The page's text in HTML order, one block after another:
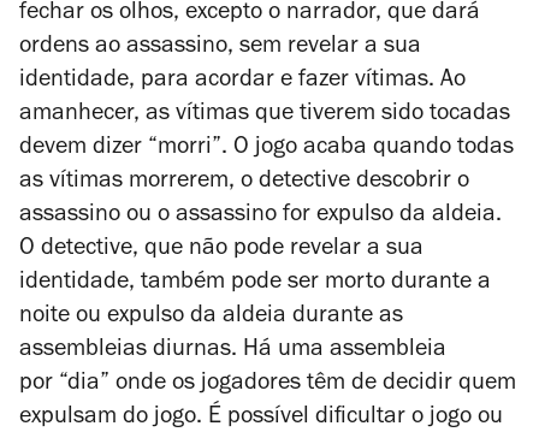
fechar os olhos, excepto o narrador, que dará
ordens ao assassino, sem revelar a sua
identidade, para acordar e fazer vítimas. Ao
amanhecer, as vítimas que tiverem sido tocadas
devem dizer “morri”. O jogo acaba quando todas
as vítimas morrerem, o detective descobrir o
assassino ou o assassino for expulso da aldeia.
O detective, que não pode revelar a sua
identidade, também pode ser morto durante a
noite ou expulso da aldeia durante as
assembleias diurnas. Há uma assembleia
por “dia” onde os jogadores têm de decidir quem
expulsam do jogo. É possível dificultar o jogo ou